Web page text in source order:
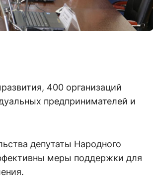
400 организаций
предпринимателей и
депутаты Народного
меры поддержки для